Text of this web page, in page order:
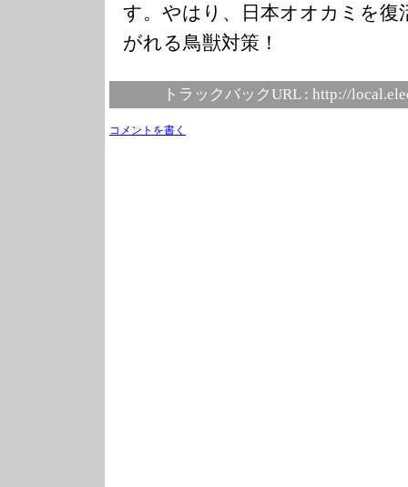
す。やはり、日本オオカミを復
がれる鳥獣対策！
トラックバックURL : http://
コメントを書く